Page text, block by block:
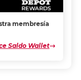
membresía
Saldo Wallet